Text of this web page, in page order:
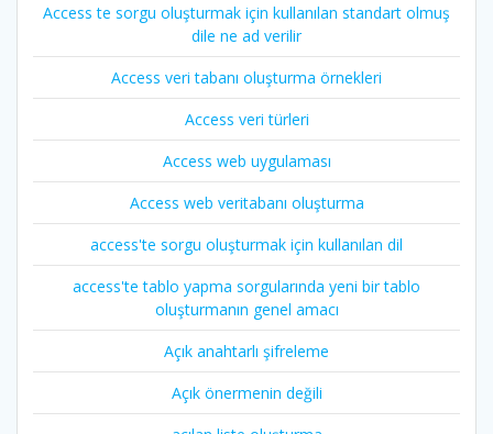
Access te sorgu oluşturmak için kullanılan standart olmuş
dile ne ad verilir
Access veri tabanı oluşturma örnekleri
Access veri türleri
Access web uygulaması
Access web veritabanı oluşturma
access'te sorgu oluşturmak için kullanılan dil
access'te tablo yapma sorgularında yeni bir tablo
oluşturmanın genel amacı
Açık anahtarlı şifreleme
Açık önermenin değili